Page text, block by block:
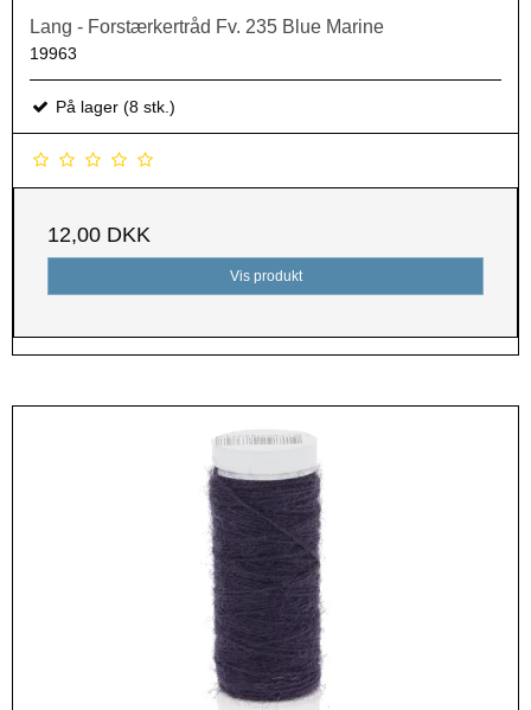
Lang - Forstærkertråd Fv. 235 Blue Marine
19963
På lager (8 stk.)
12,00 DKK
Vis produkt